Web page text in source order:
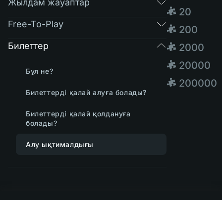
Free-To-Play
Билеттер
Бұл не?
Билеттерді қалай алуға болады?
Билеттерді қалай қолдануға
болады?
Алу ықтималдығы
🧩 20
🧩 200
🧩 2000
🧩 20000
🧩 200000